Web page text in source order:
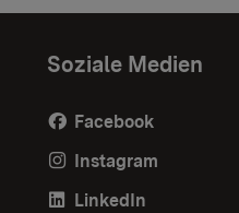
Soziale Medien
Facebook
Instagram
LinkedIn